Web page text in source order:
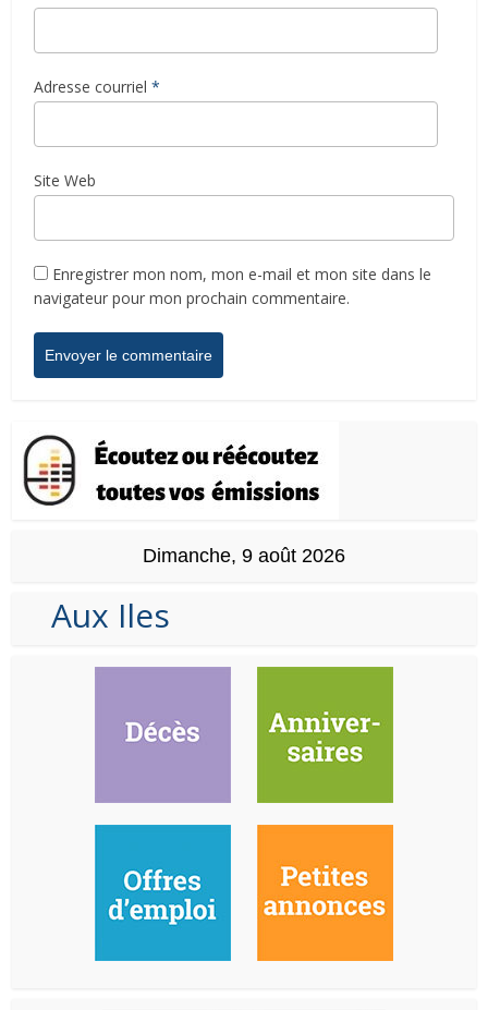
Adresse courriel *
Site Web
Enregistrer mon nom, mon e-mail et mon site dans le
navigateur pour mon prochain commentaire.
Dimanche, 9 août 2026
Aux Iles